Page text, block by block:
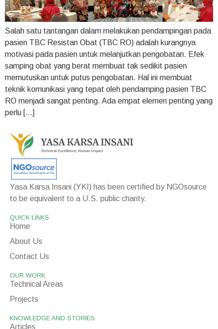
Salah satu tantangan dalam melakukan pendampingan pada
pasien TBC Resistan Obat (TBC RO) adalah kurangnya
motivasi pada pasien untuk melanjutkan pengobatan. Efek
samping obat yang berat membuat tak sedikit pasien
memutuskan untuk putus pengobatan. Hal ini membuat
teknik komunikasi yang tepat oleh pendamping pasien TBC
RO menjadi sangat penting. Ada empat elemen penting yang
perlu […]
Yasa Karsa Insani (YKI) has been certified by NGOsource
to be equivalent to a U.S. public charity.
QUICK LINKS
Home
About Us
Contact Us
OUR WORK
Technical Areas
Projects
KNOWLEDGE AND STORIES
Articles